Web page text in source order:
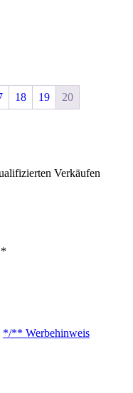
18 19 20
Verkäufen
*
*/** Werbehinweis